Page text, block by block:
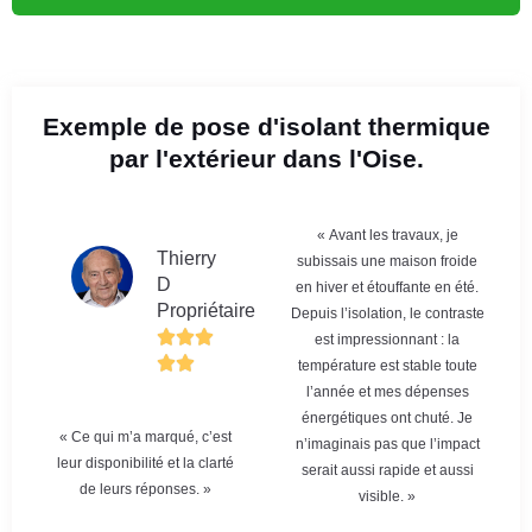
Exemple de pose d'isolant thermique
par l'extérieur dans l'Oise.
Thierry
D
Propriétaire
« Ce qui m’a marqué, c’est
leur disponibilité et la clarté
de leurs réponses. »
« Avant les travaux, je
subissais une maison froide
en hiver et étouffante en été.
Depuis l’isolation, le contraste
est impressionnant : la
température est stable toute
l’année et mes dépenses
énergétiques ont chuté. Je
n’imaginais pas que l’impact
serait aussi rapide et aussi
visible. »